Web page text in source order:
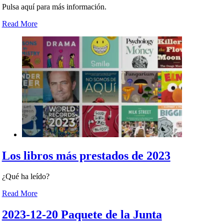
Pulsa aquí para más información.
Read More
Los libros más prestados de 2023
¿Qué ha leído?
Read More
2023-12-20 Paquete de la Junta